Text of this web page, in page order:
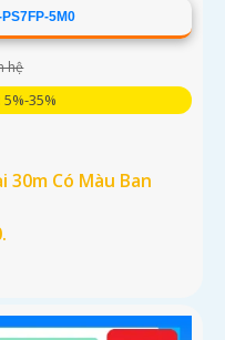
5M0
hệ
35%
30m Có Màu Ban